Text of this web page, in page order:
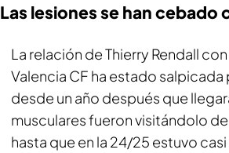
Las lesiones se han cebado
La relación de Thierry Rendall
Valencia CF ha estado salpicada
desde un año después que
musculares fueron visitándolo
hasta que en la 24/25 estuvo casi